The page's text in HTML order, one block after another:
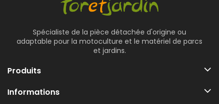
Spécialiste de la pièce détachée d'origine ou
adaptable pour la motoculture et le matériel de parcs
et jardins.
Produits
Informations